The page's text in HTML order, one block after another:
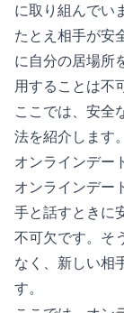
に取り組んでい
たとえ相手が安
に自分の居場所
用することは不
ここでは、安全
法を紹介します。
オンラインデー
オンラインデー
手と話すときに
不可欠です。そ
なく、新しい相
す。